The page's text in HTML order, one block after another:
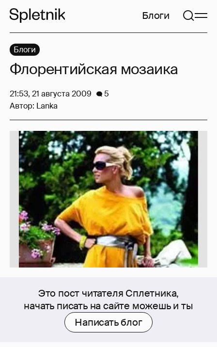
Блоги
Это пост читателя Сплетника,
начать писать на сайте можешь и ты
Написать блог
Блоги
Флорентийская мозаика
21:53, 21 августа 2009
5
Автор: Lanka